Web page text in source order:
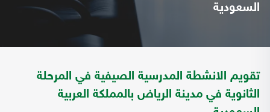
السعودية
تقويم الانشطة المدرسية الصيفية في المرحلة
الثانوية في مدينة الرياض بالمملكة العربية